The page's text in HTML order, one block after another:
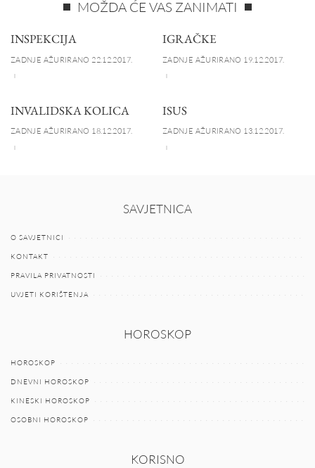
MOŽDA ĆE VAS ZANIMATI
INSPEKCIJA
ZADNJE AŽURIRANO 22.12.2017.
IGRAČKE
ZADNJE AŽURIRANO 19.12.2017.
INVALIDSKA KOLICA
ZADNJE AŽURIRANO 18.12.2017.
ISUS
ZADNJE AŽURIRANO 13.12.2017.
SAVJETNICA
O SAVJETNICI
KONTAKT
PRAVILA PRIVATNOSTI
UVJETI KORIŠTENJA
HOROSKOP
HOROSKOP
DNEVNI HOROSKOP
KINESKI HOROSKOP
OSOBNI HOROSKOP
KORISNO